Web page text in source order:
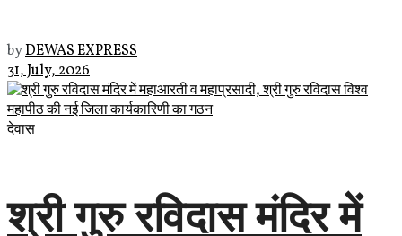
byDEWAS EXPRESS
31, July, 2026
देवास
श्री गुरु रविदास मंदिर में